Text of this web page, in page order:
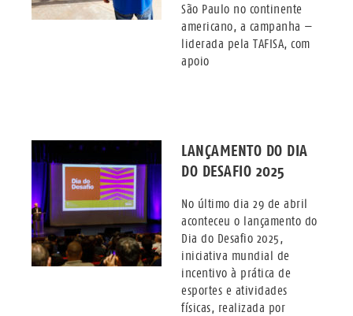
São Paulo no continente
americano, a campanha —
liderada pela TAFISA, com
apoio
LANÇAMENTO DO DIA
DO DESAFIO 2025
No último dia 29 de abril
aconteceu o lançamento do
Dia do Desafio 2025,
iniciativa mundial de
incentivo à prática de
esportes e atividades
físicas, realizada por